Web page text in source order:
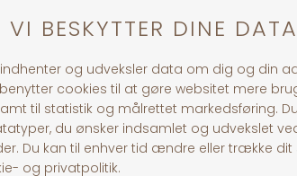
ANDRE KØBTE OGSÅ